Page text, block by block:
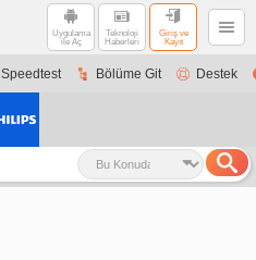
Uygulama
ile Aç
Teknoloji
Haberleri
Giriş ve
Kayıt
Speedtest Bölüme Git Destek